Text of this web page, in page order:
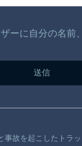
ーに自分の名
事故を起こしたトラ